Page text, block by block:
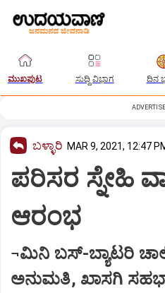
ಮುಖಪುಟ ಸುದ್ದಿ ವಿಭಾಗ ದಿನ
ಬಳ್ಳಾರಿ MAR 9, 2021, 12:47
ಪರಿಸರ ಸ್ನೇಹಿ
ಆರಂಭ
¬ಮಿನಿ ಬಸ್‌-ಬ್ಯಾಟರಿ
ಅನುಮತಿ, ಖಾಸಗಿ